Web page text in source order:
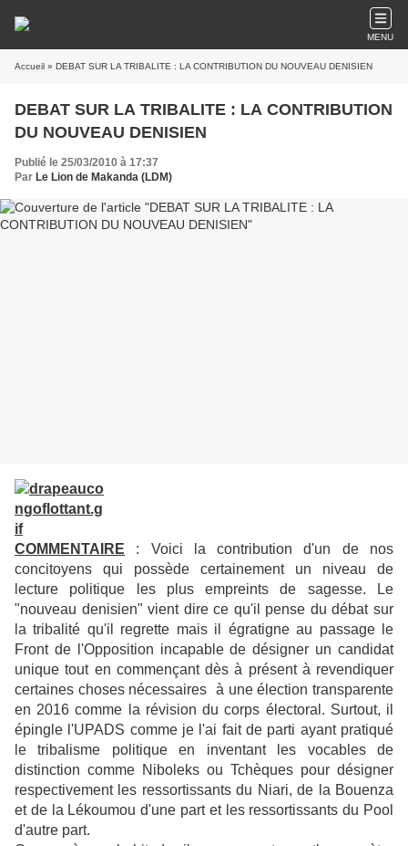
MENU
Accueil » DEBAT SUR LA TRIBALITE : LA CONTRIBUTION DU NOUVEAU DENISIEN
DEBAT SUR LA TRIBALITE : LA CONTRIBUTION
DU NOUVEAU DENISIEN
Publié le 25/03/2010 à 17:37
Par Le Lion de Makanda (LDM)
COMMENTAIRE : Voici la contribution d'un de nos
concitoyens qui possède certainement un niveau de
lecture politique les plus empreints de sagesse. Le
"nouveau denisien" vient dire ce qu'il pense du débat sur
la tribalité qu'il regrette mais il égratigne au passage le
Front de l'Opposition incapable de désigner un candidat
unique tout en commençant dès à présent à revendiquer
certaines choses nécessaires à une élection transparente
en 2016 comme la révision du corps électoral. Surtout, il
épingle l'UPADS comme je l'ai fait de parti ayant pratiqué
le tribalisme politique en inventant les vocables de
distinction comme Niboleks ou Tchèques pour désigner
respectivement les ressortissants du Niari, de la Bouenza
et de la Lékoumou d'une part et les ressortissants du Pool
d'autre part.